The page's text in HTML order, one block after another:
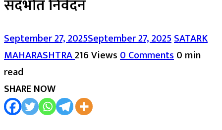
संदर्भात निवेदन
September 27, 2025September 27, 2025SATARK
MAHARASHTRA216 Views0 Comments0 min
read
SHARE NOW